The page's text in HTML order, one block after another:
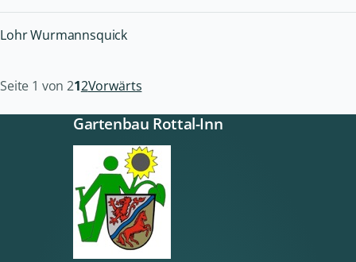
Lohr Wurmannsquick
Seite 1 von 212Vorwärts
Gartenbau Rottal-Inn